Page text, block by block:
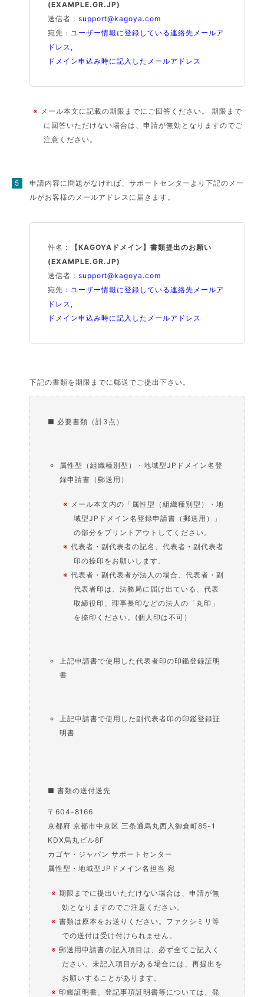
(EXAMPLE.GR.JP)
送信者：support@kagoya.com
宛先：ユーザー情報に登録している連絡先メールア
ドレス,
ドメイン申込み時に記入したメールアドレス
※ メール本文に記載の期限までにご回答ください。 期限まで
に回答いただけない場合は、申請が無効となりますのでご
注意ください。
申請内容に問題がなければ、サポートセンターより下記のメー
ルがお客様のメールアドレスに届きます。
件名：
【KAGOYAドメイン】書類提出のお願い
(EXAMPLE.GR.JP)
送信者：support@kagoya.com
宛先：ユーザー情報に登録している連絡先メールア
ドレス,
ドメイン申込み時に記入したメールアドレス
下記の書類を期限までに郵送でご提出下さい。
■ 必要書類（計3点）
属性型（組織種別型）・地域型JPドメイン名登
録申請書（郵送用）
※ メール本文内の「属性型（組織種別型）・地
域型JPドメイン名登録申請書（郵送用）」
の部分をプリントアウトしてください。
※代表者・副代表者の記名、代表者・副代表者
印の捺印をお願いします。
※代表者・副代表者が法人の場合、代表者・副
代表者印は、法務局に届け出ている、代表
取締役印、理事長印などの法人の「丸印」
を捺印ください。(個人印は不可）
上記申請書で使用した代表者印の印鑑登録証明
書
上記申請書で使用した副代表者印の印鑑登録証
明書
■ 書類の送付送先
〒604-8166
京都府 京都市中京区 三条通烏丸西入御倉町85-1
KDX烏丸ビル8F
カゴヤ・ジャパン サポートセンター
属性型・地域型JPドメイン名担当 宛
※期限までに提出いただけない場合は、申請が無
効となりますのでご注意ください。
※書類は原本をお送りください。ファクシミリ等
での送付は受け付けられません。
※郵送用申請書の記入項目は、必ず全てご記入く
ださい。未記入項目がある場合には、再提出を
お願いすることがあります。
※印鑑証明書、登記事項証明書等については、発